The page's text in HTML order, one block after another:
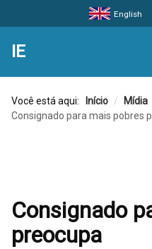
English
IE
Você está aqui: Início / Mídia
Consignado para mais pobres
Consignado
preocupa